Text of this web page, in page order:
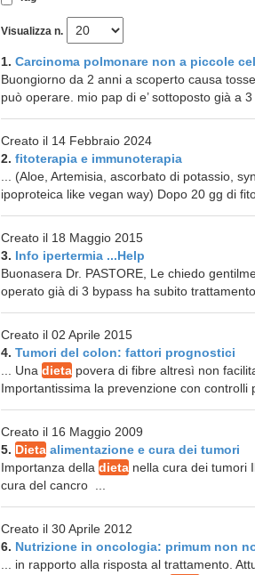
Visualizza n.
1. Carcinoma polmonare non a piccole
Buongiorno da 2 anni a scoperto causa
può operare. mio pap di e’ sottoposto già a
Creato il 14 Febbraio 2024
2. fitoterapia e immunoterapia
... (Aloe, Artemisia, ascorbato di potassio,
ipoproteica like vegan way) Dopo 20 gg di
Creato il 18 Maggio 2015
3. Info ipertermia ...Help
Buonasera Dr. PASTORE, Le chiedo
operato già di 3 bypass ha subito
Creato il 02 Aprile 2015
4. Tumori del colon: fattori prognostici
... Una dieta povera di fibre altresì non
Importantissima la prevenzione con controlli
Creato il 16 Maggio 2009
5. Dieta alimentazione e cura dei tumori
Importanza della dieta nella cura dei tumori
cura del cancro ...
Creato il 30 Aprile 2012
6. Nutrizione in oncologia: primum non
... in rapporto alla risposta al trattamento.